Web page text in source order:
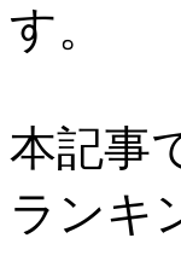
す。
本記事
ランキ